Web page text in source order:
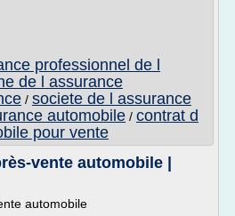
professionnel de l
de l assurance
/ societe de l assurance
automobile / contrat d
pour vente
vente automobile |
automobile